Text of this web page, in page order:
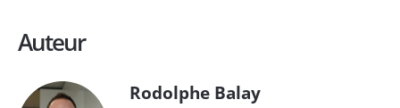
Auteur
Rodolphe Balay